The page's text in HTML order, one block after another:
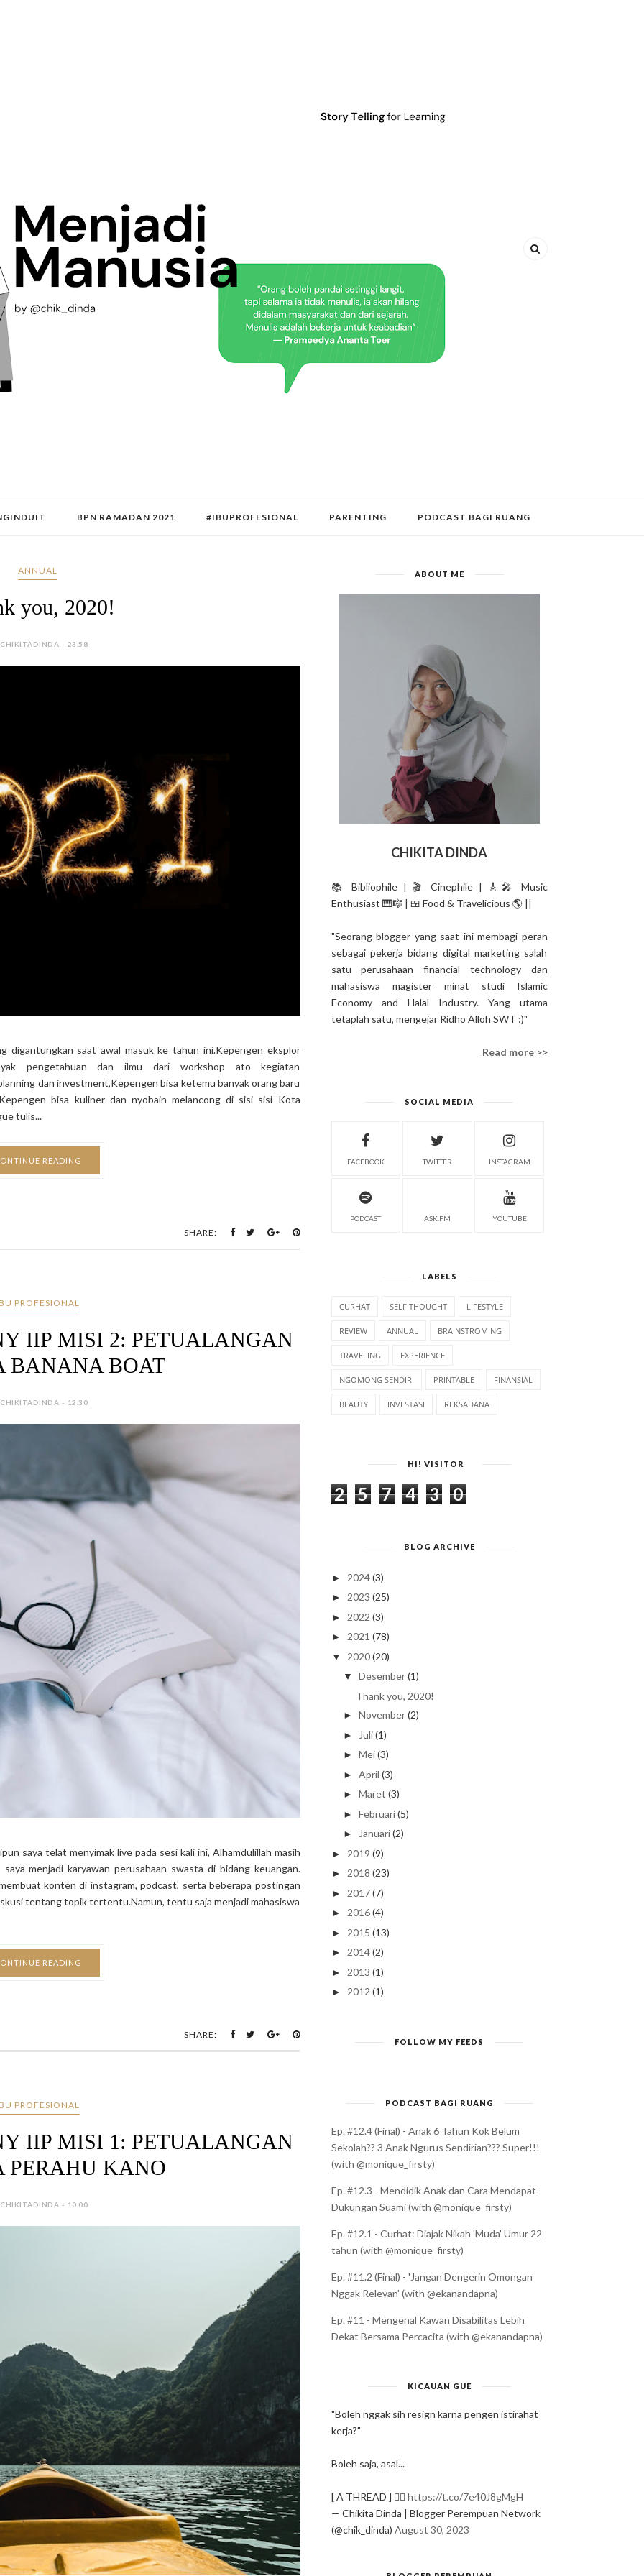
BPN RAMADAN 2021 #IBUPROFESIONAL PARENTING PODCAST BAGI RUANG
ANNUAL
you, 2020!
- 23.58
digantungkan saat awal masuk ke tahun ini.Kepengen eksplor
pengetahuan dan ilmu dari workshop ato kegiatan
dan investment,Kepengen bisa ketemu banyak orang baru
bisa kuliner dan nyobain melancong di sisi sisi Kota
tulis...
READING
SHARE:
PROFESIONAL
IIP MISI 2: PETUALANGAN
BANANA BOAT
- 12.30
saya telat menyimak live pada sesi kali ini, Alhamdulillah masih
menjadi karyawan perusahaan swasta di bidang keuangan.
konten di instagram, podcast, serta beberapa postingan
tentang topik tertentu.Namun, tentu saja menjadi mahasiswa
READING
SHARE:
PROFESIONAL
IIP MISI 1: PETUALANGAN
PERAHU KANO
- 10.00
ABOUT ME
CHIKITA DINDA
📚 Bibliophile | 🎬 Cinephile | 🎸🎤 Music
Enthusiast 🎹🎼 | 🍱 Food & Travelicious 🌎 ||
"Seorang blogger yang saat ini membagi peran
sebagai pekerja bidang digital marketing salah
satu perusahaan financial technology dan
mahasiswa magister minat studi Islamic
Economy and Halal Industry. Yang utama
tetaplah satu, mengejar Ridho Alloh SWT :)"
Read more >>
SOCIAL MEDIA
FACEBOOK TWITTER INSTAGRAM
PODCAST ASK.FM YOUTUBE
LABELS
CURHAT SELF THOUGHT LIFESTYLE
REVIEW ANNUAL BRAINSTROMING
TRAVELING EXPERIENCE
NGOMONG SENDIRI PRINTABLE FINANSIAL
BEAUTY INVESTASI REKSADANA
HI! VISITOR
2 5 7 4 3 0
BLOG ARCHIVE
► 2024 (3)
► 2023 (25)
► 2022 (3)
► 2021 (78)
▼ 2020 (20)
▼ Desember(1)
Thank you, 2020!
►November(2)
► Juli(1)
►Mei(3)
►April (3)
►Maret (3)
►Februari(5)
► Januari(2)
► 2019 (9)
► 2018 (23)
► 2017 (7)
► 2016 (4)
► 2015 (13)
► 2014 (2)
► 2013 (1)
► 2012 (1)
FOLLOW MY FEEDS
PODCAST BAGI RUANG
Ep. #12.4 (Final) - Anak 6 Tahun Kok Belum
Sekolah?? 3 Anak Ngurus Sendirian??? Super!!!
(with @monique_firsty)
Ep. #12.3 - Mendidik Anak dan Cara Mendapat
Dukungan Suami (with @monique_firsty)
Ep. #12.1 - Curhat: Diajak Nikah 'Muda' Umur 22
tahun (with @monique_firsty)
Ep. #11.2 (Final) - 'Jangan Dengerin Omongan
Nggak Relevan' (with @ekanandapna)
Ep. #11 - Mengenal Kawan Disabilitas Lebih
Dekat Bersama Percacita (with @ekanandapna)
KICAUAN GUE
"Boleh nggak sih resign karna pengen istirahat
kerja?"
Boleh saja, asal...
[ A THREAD ] ✍🏻 https://t.co/7e40J8gMgH
— Chikita Dinda | Blogger Perempuan Network
(@chik_dinda) August 30, 2023